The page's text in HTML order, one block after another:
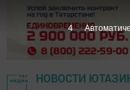
НОВОСТИ
2